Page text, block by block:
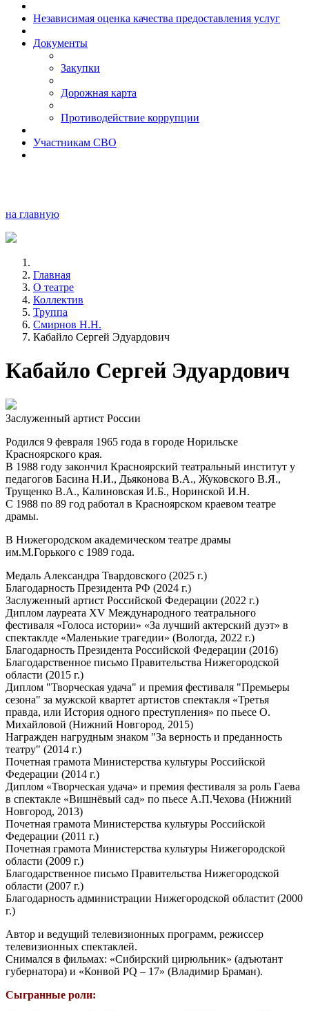
Независимая оценка качества предоставления услуг
Документы
Закупки
Дорожная карта
Противодействие коррупции
Участникам СВО
на главную
Главная
О театре
Коллектив
Труппа
Смирнов Н.Н.
Кабайло Сергей Эдуардович
Кабайло Сергей Эдуардович
Заслуженный артист России
Родился 9 февраля 1965 года в городе Норильске
Красноярского края.
В 1988 году закончил Красноярский театральный институт у
педагогов Басина Н.И., Дьяконова В.А., Жуковского В.Я.,
Трущенко В.А., Калиновская И.Б., Норинской И.Н.
С 1988 по 89 год работал в Красноярском краевом театре
драмы.
В Нижегородском академическом театре драмы
им.М.Горького с 1989 года.
Медаль Александра Твардовского (2025 г.)
Благодарность Президента РФ (2024 г.)
Заслуженный артист Российской Федерации (2022 г.)
Диплом лауреата XV Международного театрального
фестиваля «Голоса истории» «За лучший актерский дуэт» в
спектаклде «Маленькие трагедии» (Вологда, 2022 г.)
Благодарность Президента Российской Федерации (2016)
Благодарственное письмо Правительства Нижегородской
области (2015 г.)
Диплом "Творческая удача" и премия фестиваля "Премьеры
сезона" за мужской квартет артистов спектакля «Третья
правда, или История одного преступления» по пьесе О.
Михайловой (Нижний Новгород, 2015)
Награжден нагрудным знаком "За верность и преданность
театру" (2014 г.)
Почетная грамота Министерства культуры Российской
Федерации (2014 г.)
Диплом «Творческая удача» и премия фестиваля за роль Гаева
в спектакле «Вишнёвый сад» по пьесе А.П.Чехова (Нижний
Новгород, 2013)
Почетная грамота Министерства культуры Российской
Федерации (2011 г.)
Почетная грамота Министерства культуры Нижегородской
области (2009 г.)
Благодарственное письмо Правительства Нижегородской
области (2007 г.)
Благодарность администрации Нижегородской областит (2000
г.)
Автор и ведущий телевизионных программ, режиссер
телевизионных спектаклей.
Снимался в фильмах: «Сибирский цирюльник» (адъютант
губернатора) и «Конвой РQ – 17» (Владимир Браман).
Сыгранные роли: